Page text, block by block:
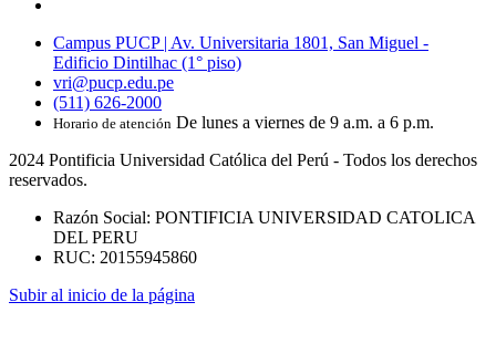
Campus PUCP | Av. Universitaria 1801, San Miguel -
Edificio Dintilhac (1° piso)
vri@pucp.edu.pe
(511) 626-2000
Horario de atención De lunes a viernes de 9 a.m. a 6 p.m.
2024 Pontificia Universidad Católica del Perú - Todos los derechos
reservados.
Razón Social: PONTIFICIA UNIVERSIDAD CATOLICA
DEL PERU
RUC: 20155945860
Subir al inicio de la página